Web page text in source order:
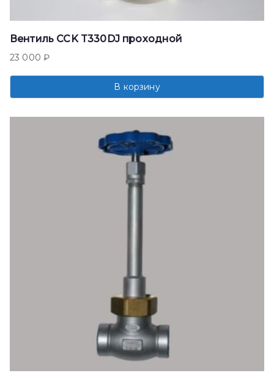
Вентиль CCK T330DJ проходной
23 000₽
В корзину